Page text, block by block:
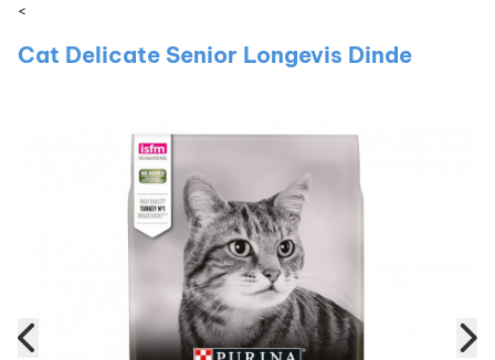
<
Cat Delicate Senior Longevis Dinde